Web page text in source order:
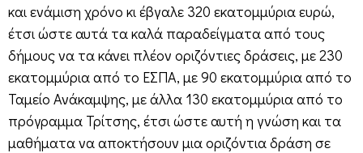
και ενάμιση χρόνο κι έβγαλε 320 εκατομμύρια ευρώ,
έτσι ώστε αυτά τα καλά παραδείγματα από τους
δήμους να τα κάνει πλέον οριζόντιες δράσεις, με 230
εκατομμύρια από το ΕΣΠΑ, με 90 εκατομμύρια από το
Ταμείο Ανάκαμψης, με άλλα 130 εκατομμύρια από το
πρόγραμμα Τρίτσης, έτσι ώστε αυτή η γνώση και τα
μαθήματα να αποκτήσουν μια οριζόντια δράση σε